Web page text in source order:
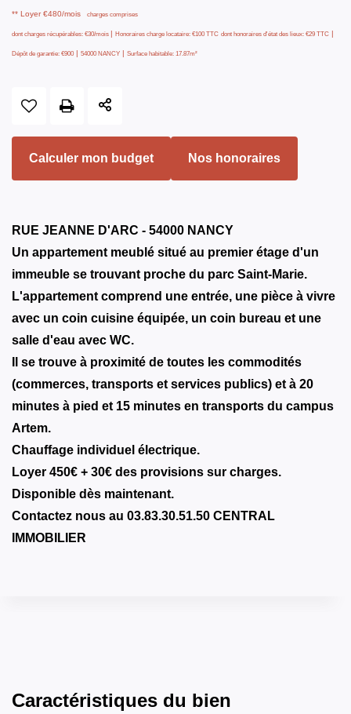
** Loyer €480/mois charges comprises
dont charges récupérables: €30/mois | Honoraires charge locataire: €100 TTC dont honoraires d'état des lieux: €29 TTC |
Dépôt de garantie: €900 | 54000 NANCY | Surface habitable: 17.87m²
Calculer mon budget Nos honoraires
RUE JEANNE D'ARC - 54000 NANCY
Un appartement meublé situé au premier étage d'un
immeuble se trouvant proche du parc Saint-Marie.
L'appartement comprend une entrée, une pièce à vivre
avec un coin cuisine équipée, un coin bureau et une
salle d'eau avec WC.
Il se trouve à proximité de toutes les commodités
(commerces, transports et services publics) et à 20
minutes à pied et 15 minutes en transports du campus
Artem.
Chauffage individuel électrique.
Loyer 450€ + 30€ des provisions sur charges.
Disponible dès maintenant.
Contactez nous au 03.83.30.51.50 CENTRAL
IMMOBILIER
Caractéristiques du bien